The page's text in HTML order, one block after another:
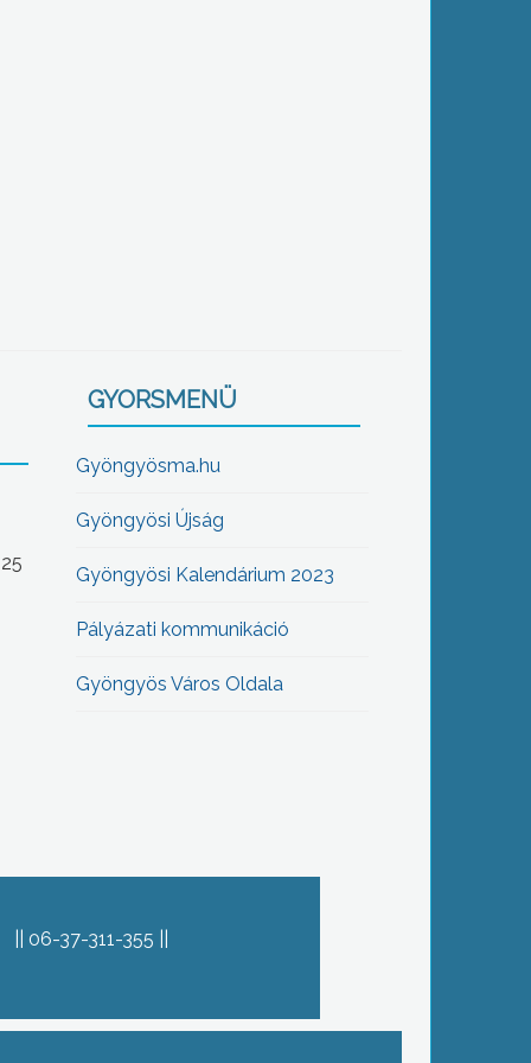
GYORSMENÜ
Gyöngyösma.hu
Gyöngyösi Újság
Gyöngyösi Kalendárium 2023
Pályázati kommunikáció
Gyöngyös Város Oldala
06-37-311-355